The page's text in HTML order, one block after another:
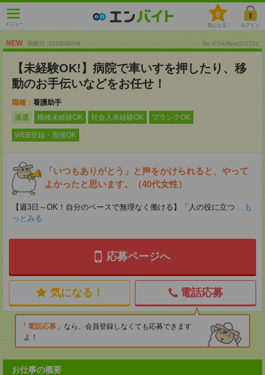
メニュー
0
気になる！ ログイン
NEW 掲載日 :2026/08/09 No.KSAINms110101
【未経験OK!】病院で車いすを押したり、移
動のお手伝いなどをお任せ！
職種： 看護助手
派遣
職種未経験OK 社会人未経験OK ブランクOK
WEB登録・面接OK
「いつもありがとう」と声をかけられると、やって
よかったと思います。（40代女性）
【週3日～OK！自分のペースで無理なく働ける】「人の役に立つ ...も
っとみる
応募ページへ
気になる！ 電話応募
電話応募
なら、会員登録しなくても応募できます
よ！
お仕事の概要